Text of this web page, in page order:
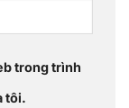
trong trình
tôi.